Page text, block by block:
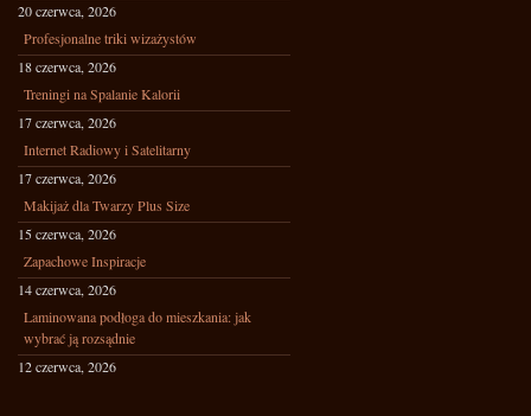
20 czerwca, 2026
Profesjonalne triki wizażystów
18 czerwca, 2026
Treningi na Spalanie Kalorii
17 czerwca, 2026
Internet Radiowy i Satelitarny
17 czerwca, 2026
Makijaż dla Twarzy Plus Size
15 czerwca, 2026
Zapachowe Inspiracje
14 czerwca, 2026
Laminowana podłoga do mieszkania: jak
wybrać ją rozsądnie
12 czerwca, 2026